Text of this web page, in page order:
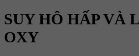
SUY HÔ HẤP VÀ
OXY